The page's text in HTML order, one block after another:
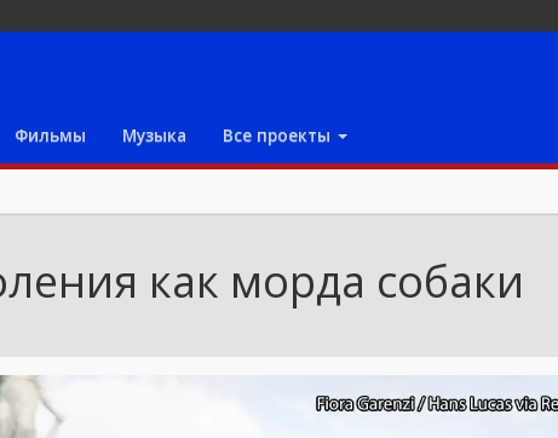
Фильмы Музыка Все проекты
как морда собаки